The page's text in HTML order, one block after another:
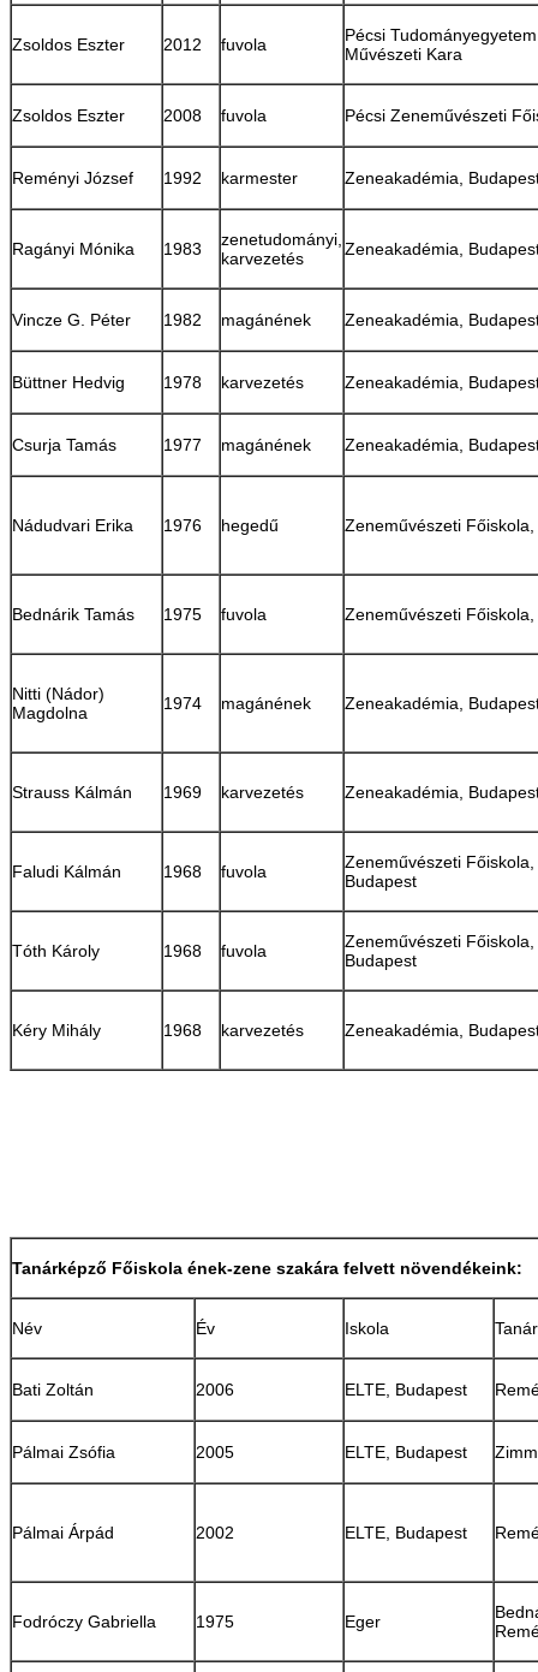
Zsoldos Eszter 2012 fuvola
Pécsi
Művészeti Kara
Zsoldos Eszter 2008 fuvola Pécsi Zeneművészeti
Reményi József 1992 karmester Zeneakadémia,
Ragányi Mónika 1983
zenetudományi,
karvezetés
Zeneakadémia,
Vincze G. Péter 1982 magánének Zeneakadémia,
Büttner Hedvig 1978 karvezetés Zeneakadémia,
Csurja Tamás 1977 magánének Zeneakadémia,
Nádudvari Erika 1976 hegedű Zeneművészeti
Bednárik Tamás 1975 fuvola Zeneművészeti
Nitti (Nádor)
Magdolna
1974 magánének Zeneakadémia,
Strauss Kálmán 1969 karvezetés Zeneakadémia,
Faludi Kálmán 1968 fuvola
Zeneművészeti Főiskola,
Budapest
Tóth Károly 1968 fuvola
Zeneművészeti Főiskola,
Budapest
Kéry Mihály 1968 karvezetés Zeneakadémia,
Tanárképző Főiskola ének-zene szakára felvett növendékeink:
Név Év Iskola
Bati Zoltán 2006 ELTE, Budapest
Pálmai Zsófia 2005 ELTE, Budapest
Pálmai Árpád 2002 ELTE, Budapest
Fodróczy Gabriella 1975 Eger